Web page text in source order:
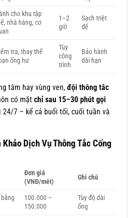
cho khu tập
nhà hàng, cơ
1–2
giờ
Sạch triệt
để
tra, thay thế
ống hư
Tùy
công
trình
Bảo hành
dài hạn
tâm hay vùng ven, đội thông tắc
có mặt chỉ sau 15–30 phút gọi
24/7 – kể cả buổi tối, cuối tuần và
Dịch Vụ Thông Tắc Cống
Đơn giá
(VNĐ/mét)
Ghi chú
100.000 –
150.000
Tùy độ dài
ống